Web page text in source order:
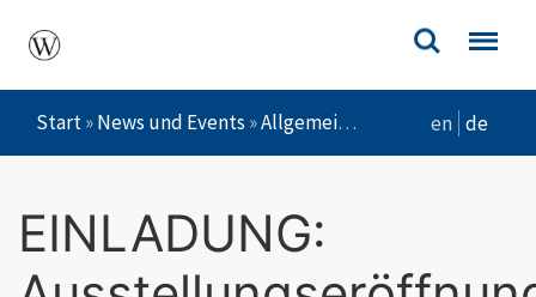
Start»News und Events »Allgemein » EINLADUNG:
en de
EINLADUNG: